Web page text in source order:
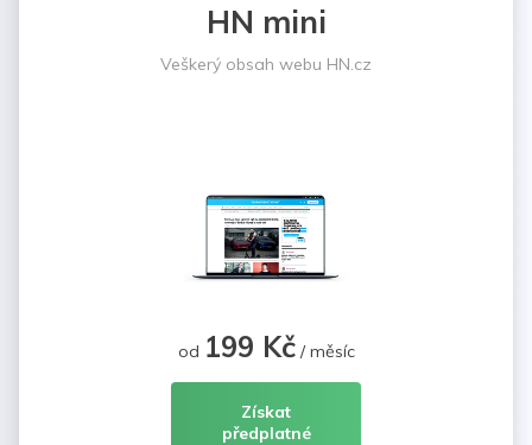
HN mini
Veškerý obsah webu HN.cz
od 199 Kč/ měsíc
Získat
předplatné